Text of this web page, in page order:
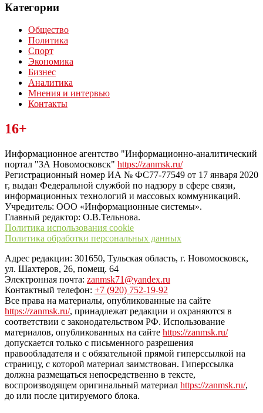
Категории
Общество
Политика
Спорт
Экономика
Бизнес
Аналитика
Мнения и интервью
Контакты
Читайте последние новости дня в Тульской области на сайте
“ЗаНовомосковск”
16+
Информационное агентство "Информационно-аналитический
портал "ЗА Новомосковск" https://zanmsk.ru/
Регистрационный номер ИА № ФС77-77549 от 17 января 2020
г, выдан Федеральной службой по надзору в сфере связи,
информационных технологий и массовых коммуникаций.
Учредитель: ООО «Информационные системы».
Главный редактор: О.В.Тельнова.
Политика использования cookie
Политика обработки персональных данных
Адрес редакции: 301650, Тульская область, г. Новомосковск,
ул. Шахтеров, 26, помещ. 64
Электронная почта: zanmsk71@yandex.ru
Контактный телефон: +7 (920) 752-19-92
Все права на материалы, опубликованные на сайте
https://zanmsk.ru/, принадлежат редакции и охраняются в
соответствии с законодательством РФ. Использование
материалов, опубликованных на сайте https://zanmsk.ru/
допускается только с письменного разрешения
правообладателя и с обязательной прямой гиперссылкой на
страницу, с которой материал заимствован. Гиперссылка
должна размещаться непосредственно в тексте,
воспроизводящем оригинальный материал https://zanmsk.ru/,
до или после цитируемого блока.